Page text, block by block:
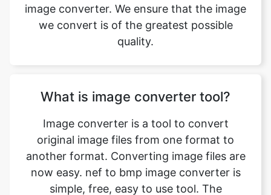
What is image converter tool?
original image files from one format to
another format. Converting image files are
now easy. nef to bmp image converter is
simple, free, easy to use tool. The
conversion may take a few seconds to
minutes depends on image file size and
CPU performance of your device. Our free